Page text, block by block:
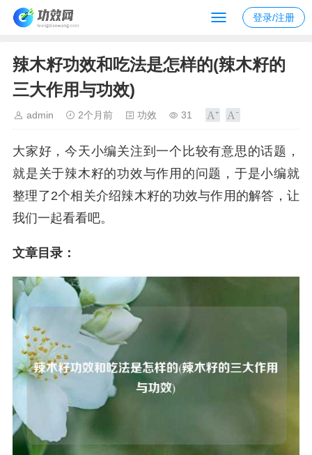
登录/注册
辣木籽功效和吃法是怎样的(辣木籽的
三大作用与功效)
admin 2个月前 功效 31
大家好，今天小编关注到一个比较有意思的话题，
就是关于辣木籽的功效与作用的问题，于是小编就
整理了2个相关介绍辣木籽的功效与作用的解答，让
我们一起看看吧。
文章目录：